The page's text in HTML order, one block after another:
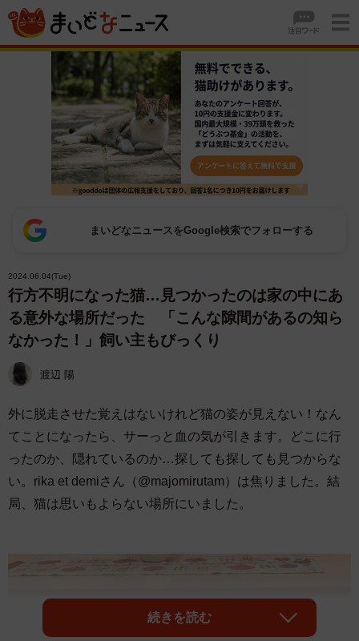
まいどなニュースをGoogle検索でフォローする
2024.06.04(Tue)
行方不明になった猫…見つかったのは家の中にあ
る意外な場所だった 「こんな隙間があるの知ら
なかった！」飼い主もびっくり
渡辺 陽
外に脱走させた覚えはないけれど猫の姿が見えない！なん
てことになったら、サーっと血の気が引きます。どこに行
ったのか、隠れているのか…探しても探しても見つからな
い。rika et demiさん（@majomirutam）は焦りました。結
局、猫は思いもよらない場所にいました。
続きを読む